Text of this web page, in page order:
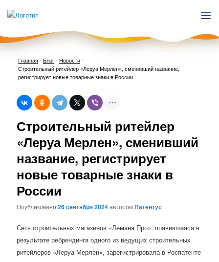
Главная-Блог- Новости-
Строительный ритейлер «Леруа Мерлен», сменивший название,
регистрирует новые товарные знаки в России
Строительный ритейлер
«Леруа Мерлен», сменивший
название, регистрирует
новые товарные знаки в
России
Опубликовано26 сентября 2024авторомПатентус
Сеть строительных магазинов «Лемана Про», появившаяся в
результате ребрендинга одного из ведущих строительных
ритейлеров «Леруа Мерлен», зарегистрировала в Роспатенте